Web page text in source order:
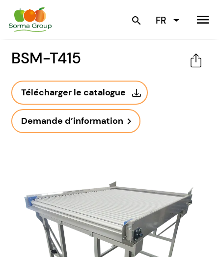
search FR menu
BSM-T415
Télécharger le catalogue
Demande d’information navigate_next